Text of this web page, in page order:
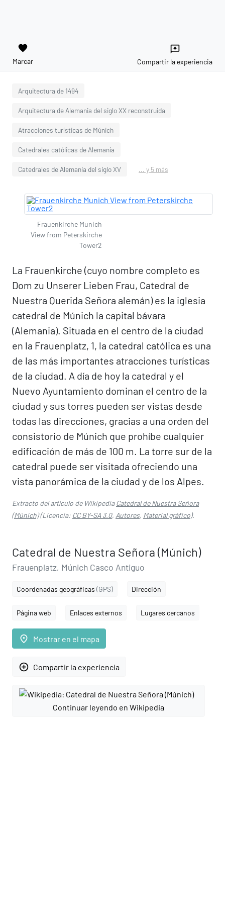
favorite
Marcar
reviews
Compartir la experiencia
Arquitectura de 1494
Arquitectura de Alemania del siglo XX reconstruida
Atracciones turísticas de Múnich
Catedrales católicas de Alemania
Catedrales de Alemania del siglo XV ... y 5 más
Frauenkirche Munich
View from Peterskirche
Tower2
La Frauenkirche (cuyo nombre completo es
Dom zu Unserer Lieben Frau, Catedral de
Nuestra Querida Señora alemán) es la iglesia
catedral de Múnich la capital bávara
(Alemania). Situada en el centro de la ciudad
en la Frauenplatz, 1, la catedral católica es una
de las más importantes atracciones turísticas
de la ciudad. A día de hoy la catedral y el
Nuevo Ayuntamiento dominan el centro de la
ciudad y sus torres pueden ser vistas desde
todas las direcciones, gracias a una orden del
consistorio de Múnich que prohíbe cualquier
edificación de más de 100 m. La torre sur de la
catedral puede ser visitada ofreciendo una
vista panorámica de la ciudad y de los Alpes.
Extracto del artículo de WikipediaCatedral de Nuestra Señora
(Múnich)(Licencia: CC BY-SA 3.0, Autores, Material gráfico).
Catedral de Nuestra Señora (Múnich)
Frauenplatz, Múnich Casco Antiguo
Coordenadas geográficas (GPS) Dirección
Página web Enlaces externos Lugares cercanos
place Mostrar en el mapa
add_circle_outline Compartir la experiencia
Continuar leyendo en Wikipedia